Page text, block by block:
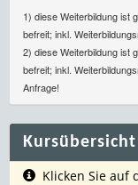
1) diese Weiterbildung ist
befreit; inkl.
2) diese Weiterbildung ist
befreit; inkl.
Anfrage!
Kursübersicht
Klicken Sie auf